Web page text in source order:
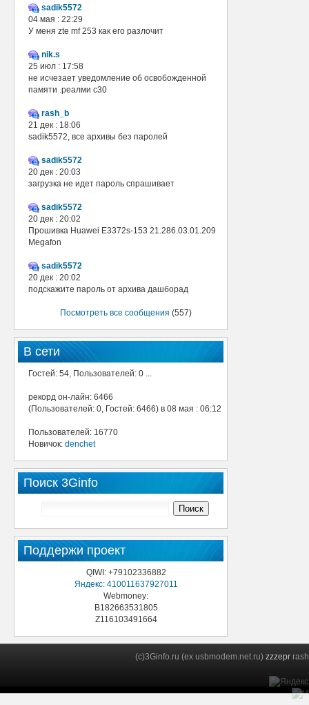
sadik5572
04 мая : 22:29
У меня zte mf 253 как его разлочит
nik.s
25 июл : 17:58
не исчезает уведомление об освобожденной
памяти .реалми с30
rash_b
21 дек : 18:06
sadik5572, все архивы без паролей
sadik5572
20 дек : 20:03
загрузка не идет пароль спрашивает
sadik5572
20 дек : 20:02
Прошивка Huawei E3372s-153 21.286.03.01.209
Megafon
sadik5572
20 дек : 20:02
подскажите пароль от архива дашборад
Посмотреть все сообщения (557)
В сети
Гостей: 54, Пользователей: 0 ...
рекорд он-лайн: 6466
(Пользователей: 0, Гостей: 6466) в 08 мая : 06:12
Пользователей: 16770
Новичок: denchet
Поиск 3Ginfo
Поддержи проект
QIWI: +79102336882
Яндекс: 410011637927011
Webmoney:
B182663531805
Z116103491664
(c)3Ginfo.ru (ex usbmodem.net.ru) zzzepr